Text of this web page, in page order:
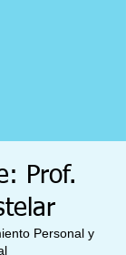
Prof.
Personal y